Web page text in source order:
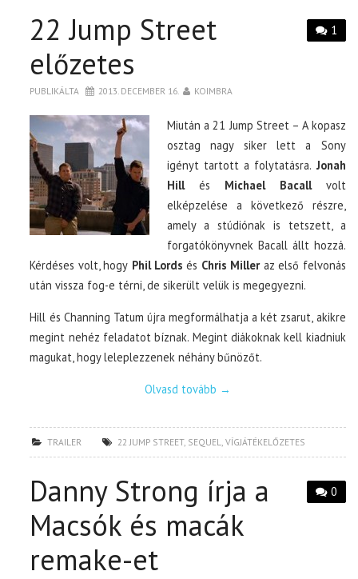
1
22 Jump Street
előzetes
PUBLIKÁLTA 2013. DECEMBER 16. KOIMBRA
Miután a 21 Jump Street – A kopasz
osztag nagy siker lett a Sony
igényt tartott a folytatásra. Jonah
Hillés Michael Bacallvolt
elképzelése a következő részre,
amely a stúdiónak is tetszett, a
forgatókönyvnek Bacall állt hozzá.
Kérdéses volt, hogy Phil Lords és Chris Milleraz első felvonás
után vissza fog-e térni, de sikerült velük is megegyezni.
Hill és Channing Tatum újra megformálhatja a két zsarut, akikre
megint nehéz feladatot bíznak. Megint diákoknak kell kiadniuk
magukat, hogy leleplezzenek néhány bűnözőt.
Olvasd tovább →
TRAILER 22 JUMP STREET, SEQUEL ,VÍGJÁTÉKELŐZETES
0
Danny Strong írja a
Macsók és macák
remake-et